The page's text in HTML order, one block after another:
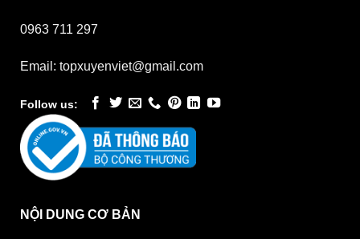
0963 711 297
Email: topxuyenviet@gmail.com
Follow us:
NỘI DUNG CƠ BẢN